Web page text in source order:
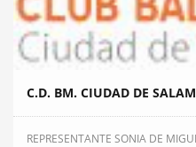
C.D. BM. CIUDAD DE
REPRESENTANTE SONIA DE